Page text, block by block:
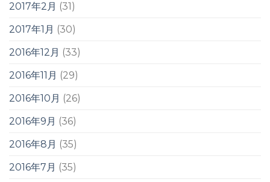
2017年2月 (31)
2017年1月 (30)
2016年12月 (33)
2016年11月 (29)
2016年10月 (26)
2016年9月 (36)
2016年8月 (35)
2016年7月 (35)